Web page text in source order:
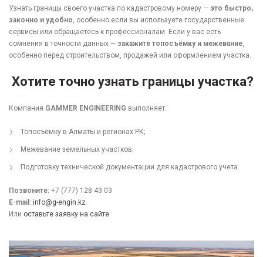
Узнать границы своего участка по кадастровому номеру — это быстро,
законно и удобно, особенно если вы используете государственные
сервисы или обращаетесь к профессионалам. Если у вас есть
сомнения в точности данных — закажите топосъёмку и межевание,
особенно перед строительством, продажей или оформлением участка.
Хотите точно узнать границы участка?
Компания GAMMER ENGINEERING выполняет:
Топосъёмку в Алматы и регионах РК;
Межевание земельных участков;
Подготовку технической документации для кадастрового учета.
Позвоните: +7 (777) 128 43 03
E-mail: info@g-engin.kz
Или оставьте заявку на сайте